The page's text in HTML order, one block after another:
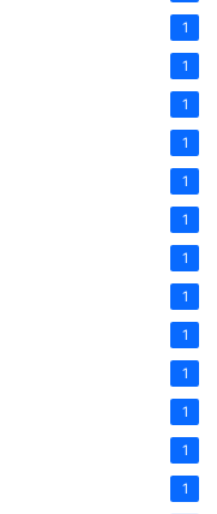
1
1
1
1
1
1
1
1
1
1
1
1
1